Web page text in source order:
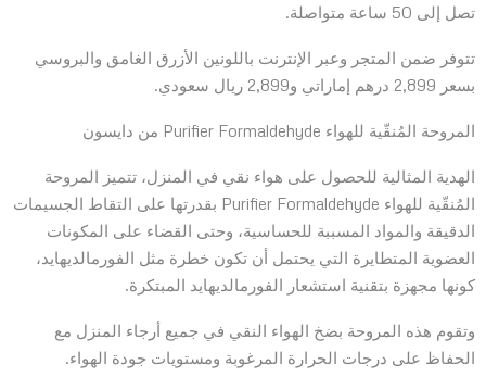
تصل إلى 50 ساعة متواصلة.
تتوفر ضمن المتجر وعبر الإنترنت باللونين الأزرق الغامق والبروسي
بسعر 2,899 درهم إماراتي و2,899 ريال سعودي.
المروحة المُنقّية للهواء Purifier Formaldehyde من دايسون
الهدية المثالية للحصول على هواء نقي في المنزل، تتميز المروحة
المُنقّية للهواء Purifier Formaldehyde بقدرتها على التقاط الجسيمات
الدقيقة والمواد المسببة للحساسية، وحتى القضاء على المكونات
العضوية المتطايرة التي يحتمل أن تكون خطرة مثل الفورمالديهايد،
كونها مجهزة بتقنية استشعار الفورمالديهايد المبتكرة.
وتقوم هذه المروحة بضخ الهواء النقي في جميع أرجاء المنزل مع
الحفاظ على درجات الحرارة المرغوبة ومستويات جودة الهواء.